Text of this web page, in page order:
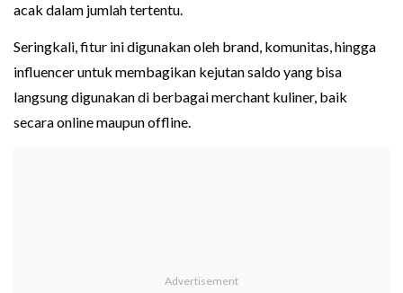
acak dalam jumlah tertentu.
Seringkali, fitur ini digunakan oleh brand, komunitas, hingga
influencer untuk membagikan kejutan saldo yang bisa
langsung digunakan di berbagai merchant kuliner, baik
secara online maupun offline.